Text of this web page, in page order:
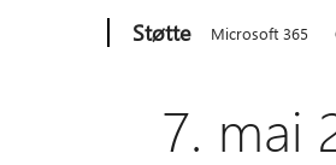
Støtte Microsoft 365
7. mai